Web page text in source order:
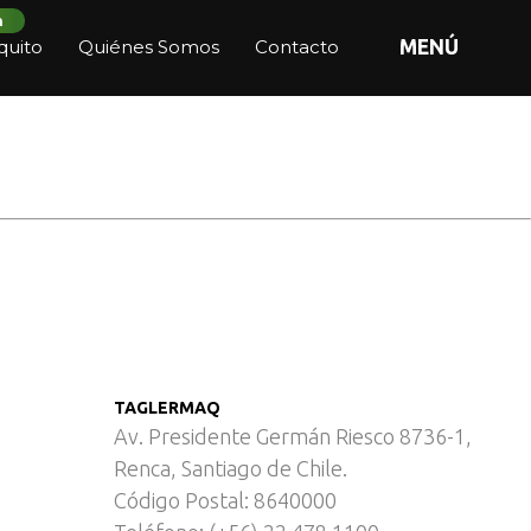
Quiénes Somos Contacto MENÚ
Cárnica
TAGLERMAQ
Av. Presidente Germán Riesco 8736-1,
Renca, Santiago de Chile.
Código Postal: 8640000